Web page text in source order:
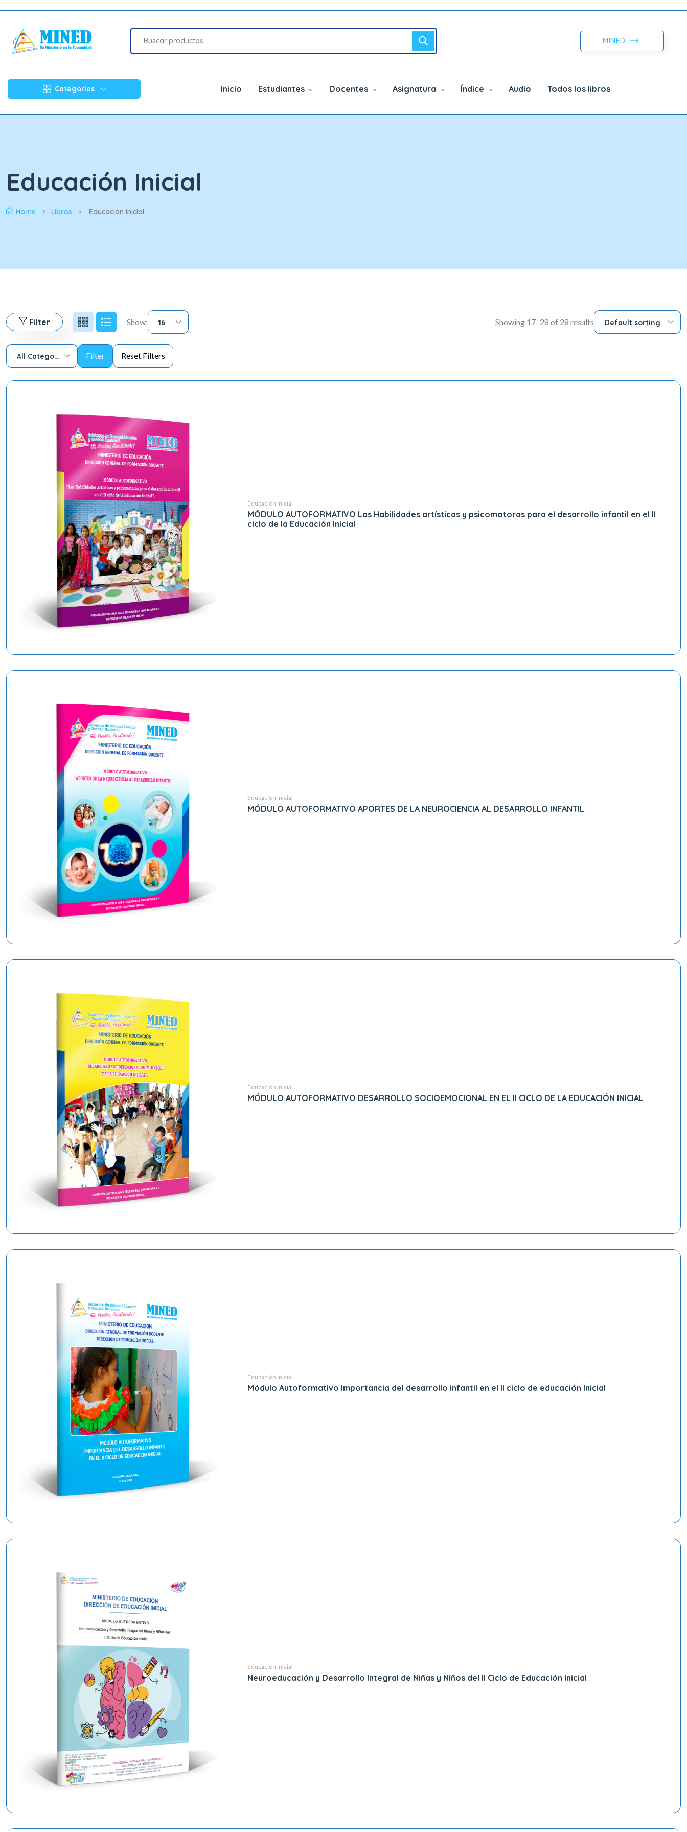
MINED
Categorias Inicio Estudiantes Docentes Asignatura Índice Audio Todos los libros
Educación Inicial
Home Libros Educación Inicial
Filter Show: 16 Showing 17–28 of 28 results Default sorting
All Categories
Educación Inicial
MÓDULO AUTOFORMATIVO Las Habilidades artísticas y psicomotoras para el desarrollo infantil en el II
ciclo de la Educación Inicial
Educación Inicial
MÓDULO AUTOFORMATIVO APORTES DE LA NEUROCIENCIA AL DESARROLLO INFANTIL
Educación Inicial
MÓDULO AUTOFORMATIVO DESARROLLO SOCIOEMOCIONAL EN EL II CICLO DE LA EDUCACIÓN INICIAL
Educación Inicial
Módulo Autoformativo Importancia del desarrollo infantil en el II ciclo de educación Inicial
Educación Inicial
Neuroeducación y Desarrollo Integral de Niñas y Niños del II Ciclo de Educación Inicial